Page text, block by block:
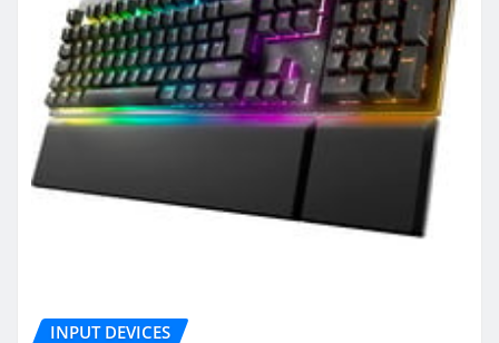
INPUT DEVICES